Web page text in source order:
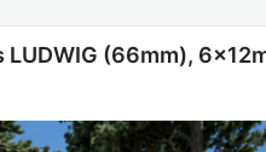
(66mm),